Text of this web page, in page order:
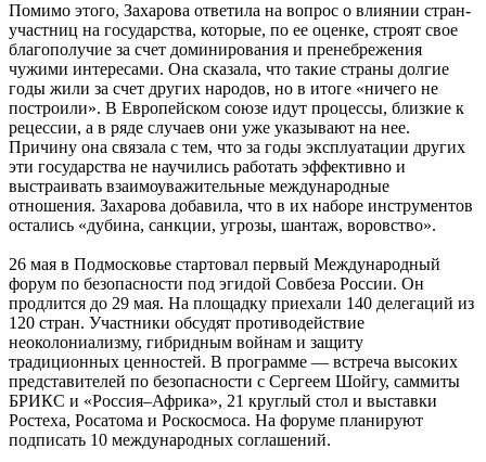
Помимо этого, Захарова ответила на вопрос о влиянии стран-
участниц на государства, которые, по ее оценке, строят свое
благополучие за счет доминирования и пренебрежения
чужими интересами. Она сказала, что такие страны долгие
годы жили за счет других народов, но в итоге «ничего не
построили». В Европейском союзе идут процессы, близкие к
рецессии, а в ряде случаев они уже указывают на нее.
Причину она связала с тем, что за годы эксплуатации других
эти государства не научились работать эффективно и
выстраивать взаимоуважительные международные
отношения. Захарова добавила, что в их наборе инструментов
остались «дубина, санкции, угрозы, шантаж, воровство».
26 мая в Подмосковье стартовал первый Международный
форум по безопасности под эгидой Совбеза России. Он
продлится до 29 мая. На площадку приехали 140 делегаций из
120 стран. Участники обсудят противодействие
неоколониализму, гибридным войнам и защиту
традиционных ценностей. В программе — встреча высоких
представителей по безопасности с Сергеем Шойгу, саммиты
БРИКС и «Россия–Африка», 21 круглый стол и выставки
Ростеха, Росатома и Роскосмоса. На форуме планируют
подписать 10 международных соглашений.